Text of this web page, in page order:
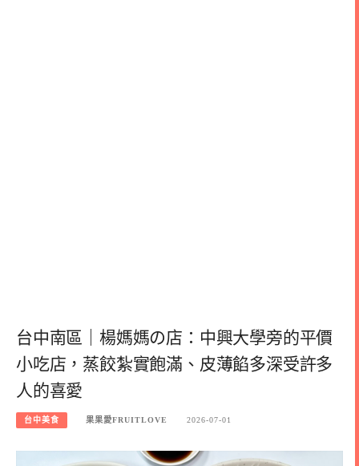
台中南區｜楊媽媽の店：中興大學旁的平價
小吃店，蒸餃紮實飽滿、皮薄餡多深受許多
人的喜愛
台中美食 果果愛FRUITLOVE 2026-07-01